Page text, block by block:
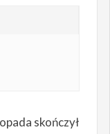
skończył